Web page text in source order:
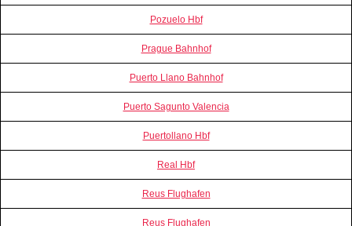
Pozuelo Hbf
Prague Bahnhof
Puerto Llano Bahnhof
Puerto Sagunto Valencia
Puertollano Hbf
Real Hbf
Reus Flughafen
Reus Flughafen